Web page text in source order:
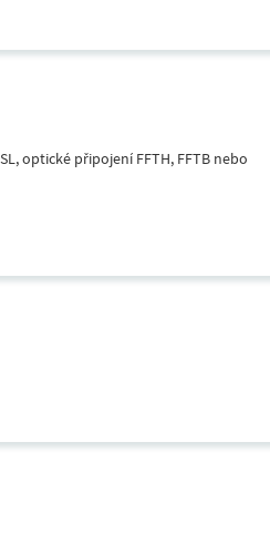
optické připojení FFTH, FFTB nebo